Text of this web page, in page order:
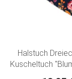
Halstuch
Kuscheltuch